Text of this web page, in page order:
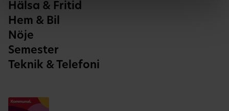
Hälsa & Fritid
Hem & Bil
Nöje
Semester
Teknik & Telefoni